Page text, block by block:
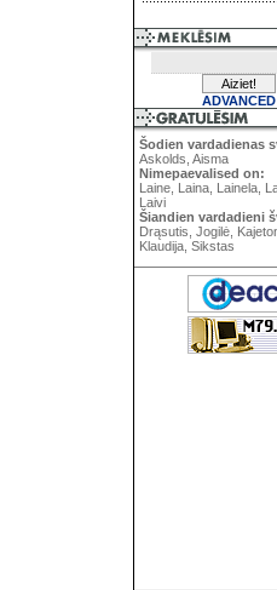
ADVANCED
Šodien vardadienas
Askolds, Aisma
Nimepaevalised on:
Laine, Laina, Lainela,
Laivi
Šiandien vardadieni
Drąsutis, Jogilė,
Klaudija, Sikstas